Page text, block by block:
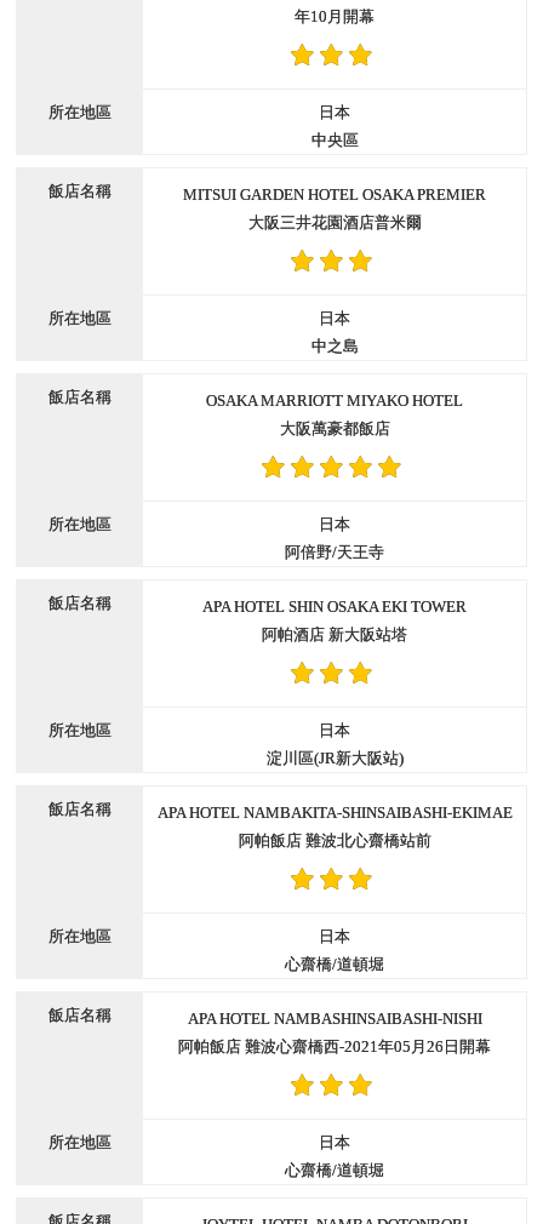
年10月開幕
日本
中央區
MITSUI GARDEN HOTEL OSAKA PREMIER
大阪三井花園酒店普米爾
日本
中之島
OSAKA MARRIOTT MIYAKO HOTEL
大阪萬豪都飯店
日本
阿倍野/天王寺
APA HOTEL SHIN OSAKA EKI TOWER
阿帕酒店 新大阪站塔
日本
淀川區(JR新大阪站)
APA HOTEL NAMBAKITA-SHINSAIBASHI-EKIMAE
阿帕飯店 難波北心齋橋站前
日本
心齋橋/道頓堀
APA HOTEL NAMBASHINSAIBASHI-NISHI
阿帕飯店 難波心齋橋西-2021年05月26日開幕
日本
心齋橋/道頓堀